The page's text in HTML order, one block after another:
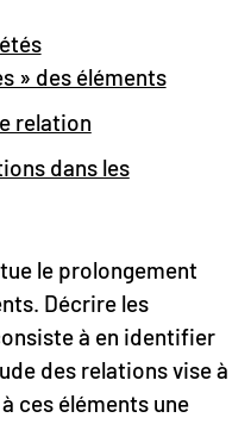
» des éléments
relation
dans les
le prolongement
Décrire les
à en identifier
des relations vise à
ces éléments une